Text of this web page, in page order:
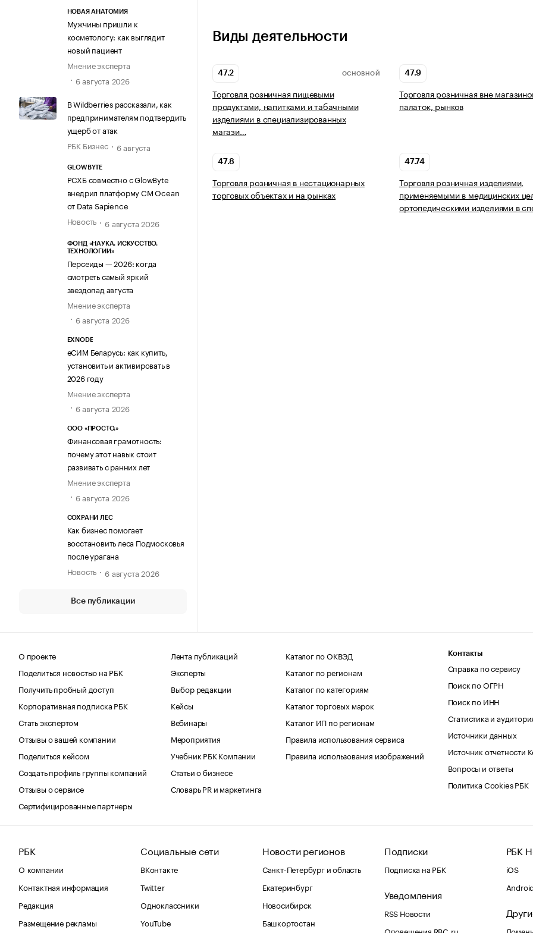
НОВАЯ АНАТОМИЯ
Мужчины пришли к
косметологу: как выглядит
новый пациент
Мнение эксперта
6 августа 2026
В Wildberries рассказали, как
предпринимателям подтвердить
ущерб от атак
РБК Бизнес
6 августа
GLOWBYTE
РСХБ совместно с GlowByte
внедрил платформу CM Ocean
от Data Sapience
Новость
6 августа 2026
ФОНД «НАУКА. ИСКУССТВО.
ТЕХНОЛОГИИ»
Персеиды — 2026: когда
смотреть самый яркий
звездопад августа
Мнение эксперта
6 августа 2026
EXNODE
еСИМ Беларусь: как купить,
установить и активировать в
2026 году
Мнение эксперта
6 августа 2026
ООО «ПРОСТО.»
Финансовая грамотность:
почему этот навык стоит
развивать с ранних лет
Мнение эксперта
6 августа 2026
СОХРАНИ ЛЕС
Как бизнес помогает
восстановить леса Подмосковья
после урагана
Новость
6 августа 2026
Все публикации
Виды деятельности
47.2 ОСНОВНОЙ
Торговля розничная пищевыми
продуктами, напитками и табачными
изделиями в специализированных
магази…
47.9
Торговля розничная вне
палаток, рынков
47.8
Торговля розничная в нестационарных
торговых объектах и на рынках
47.74
Торговля розничная изделиями,
применяемыми в медицинских
ортопедическими изделиями в
О проекте
Поделиться новостью на РБК
Получить пробный доступ
Корпоративная подписка РБК
Стать экспертом
Отзывы о вашей компании
Поделиться кейсом
Создать профиль группы компаний
Отзывы о сервисе
Сертифицированные партнеры
Лента публикаций
Эксперты
Выбор редакции
Кейсы
Вебинары
Мероприятия
Учебник РБК Компании
Статьи о бизнесе
Словарь PR и маркетинга
Каталог по ОКВЭД
Каталог по регионам
Каталог по категориям
Каталог торговых марок
Каталог ИП по регионам
Правила использования сервиса
Правила использования изображений
Контакты
Справка по сервису
Поиск по ОГРН
Поиск по ИНН
Статистика и
Источники данных
Источник отчетности
Вопросы и ответы
Политика Cookies РБК
РБК
О компании
Контактная информация
Редакция
Размещение рекламы
Социальные сети
ВКонтакте
Twitter
Одноклассники
YouTube
Новости регионов
Санкт-Петербург и область
Екатеринбург
Новосибирск
Башкортостан
Подписки
Подписка на РБК
Уведомления
RSS Новости
Оповещения RBC.ru
РБК
iOS